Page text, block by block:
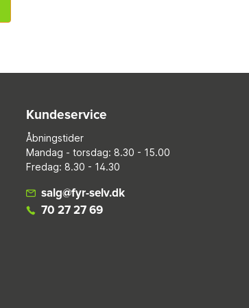
Kundeservice
Åbningstider
Mandag - torsdag: 8.30 - 15.00
Fredag: 8.30 - 14.30
salg@fyr-selv.dk
70 27 27 69